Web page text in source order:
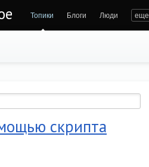
Топики Блоги Люди еще
скрипта